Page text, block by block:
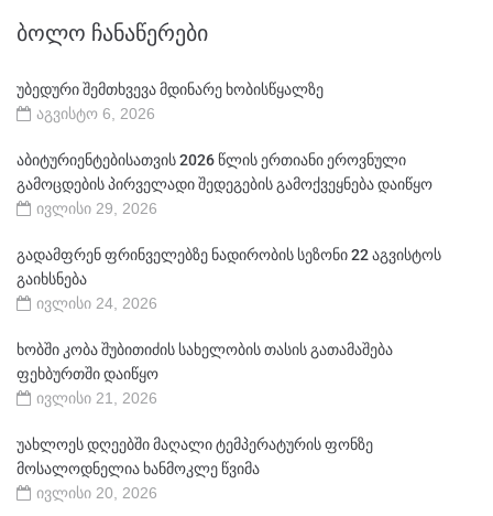
ᲑᲝᲚᲝ ᲩᲐᲜᲐᲬᲔᲠᲔᲑᲘ
უბედური შემთხვევა მდინარე ხობისწყალზე
აგვისტო 6, 2026
აბიტურიენტებისათვის 2026 წლის ერთიანი ეროვნული
გამოცდების პირველადი შედეგების გამოქვეყნება დაიწყო
ივლისი 29, 2026
გადამფრენ ფრინველებზე ნადირობის სეზონი 22 აგვისტოს
გაიხსნება
ივლისი 24, 2026
ხობში კობა შუბითიძის სახელობის თასის გათამაშება
ფეხბურთში დაიწყო
ივლისი 21, 2026
უახლოეს დღეებში მაღალი ტემპერატურის ფონზე
მოსალოდნელია ხანმოკლე წვიმა
ივლისი 20, 2026